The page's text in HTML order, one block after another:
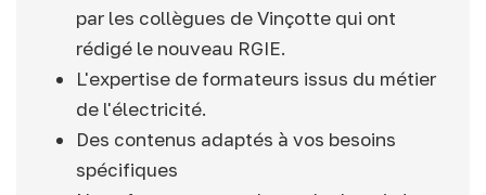
par les collègues de Vinçotte qui ont
rédigé le nouveau RGIE.
L'expertise de formateurs issus du métier
de l'électricité.
Des contenus adaptés à vos besoins
spécifiques